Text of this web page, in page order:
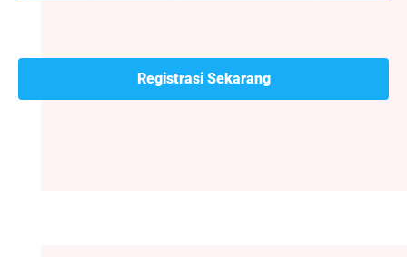
Registrasi Sekarang